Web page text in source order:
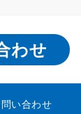
わせ
い合わせ